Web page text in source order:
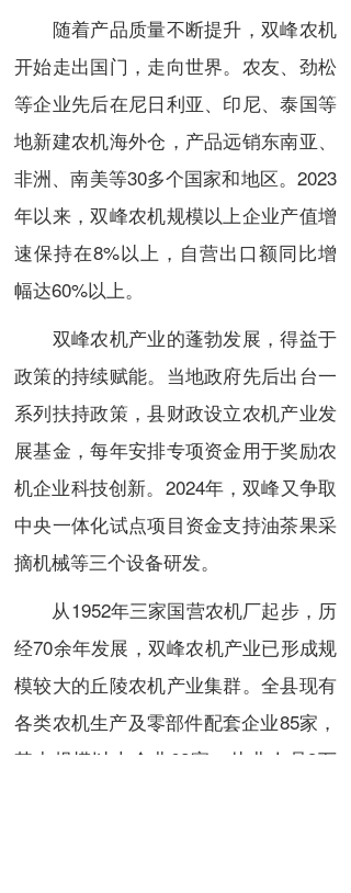
随着产品质量不断提升，双峰农机
开始走出国门，走向世界。农友、劲松
等企业先后在尼日利亚、印尼、泰国等
地新建农机海外仓，产品远销东南亚、
非洲、南美等30多个国家和地区。2023
年以来，双峰农机规模以上企业产值增
速保持在8%以上，自营出口额同比增
幅达60%以上。
双峰农机产业的蓬勃发展，得益于
政策的持续赋能。当地政府先后出台一
系列扶持政策，县财政设立农机产业发
展基金，每年安排专项资金用于奖励农
机企业科技创新。2024年，双峰又争取
中央一体化试点项目资金支持油茶果采
摘机械等三个设备研发。
从1952年三家国营农机厂起步，历
经70余年发展，双峰农机产业已形成规
模较大的丘陵农机产业集群。全县现有
各类农机生产及零部件配套企业85家，
其中规模以上企业62家，从业人员3万